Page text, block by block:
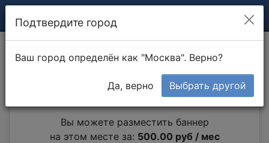
Установка замков
Вы можете разместить баннер
на этом месте за: 500.00 руб / мес
Подтвердите город
Ваш город определён как "Москва". Верно?
Да, верно Выбрать другой